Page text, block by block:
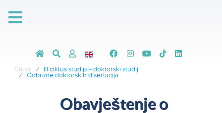
Studij
III ciklus studija - doktorski studij
Odbrane doktorskih disertacija
Obavještenje o